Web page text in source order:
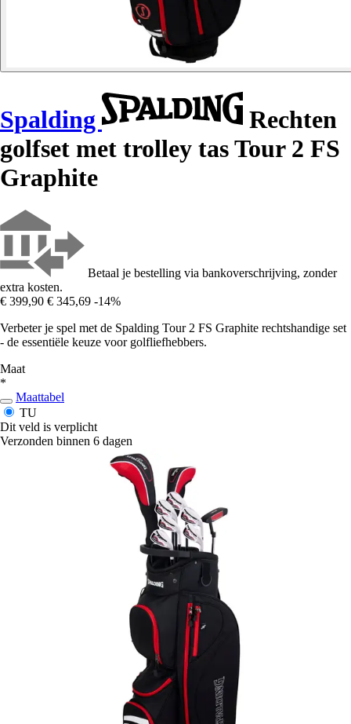
Spalding
Rechten
golfset met trolley tas Tour 2 FS
Graphite
Betaal je bestelling via bankoverschrijving, zonder
extra kosten.
€ 399,90 € 345,69 -14%
Verbeter je spel met de Spalding Tour 2 FS Graphite rechtshandige set
- de essentiële keuze voor golfliefhebbers.
Maat
*
Maattabel
TU
Dit veld is verplicht
Verzonden binnen 6 dagen